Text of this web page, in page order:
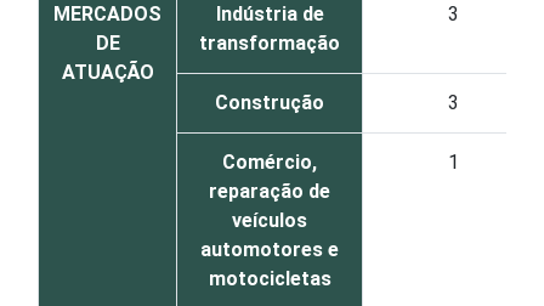
MERCADOS
DE
ATUAÇÃO
Indústria de
transformação
3
Construção 3
Comércio,
reparação de
veículos
automotores e
motocicletas
1